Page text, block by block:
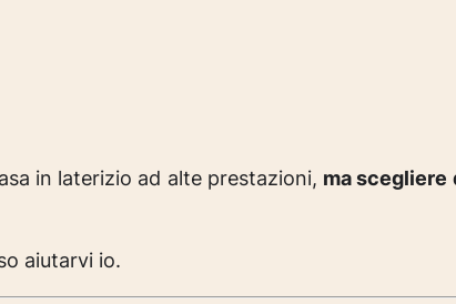
in laterizio ad alte prestazioni, ma scegliere
aiutarvi io.